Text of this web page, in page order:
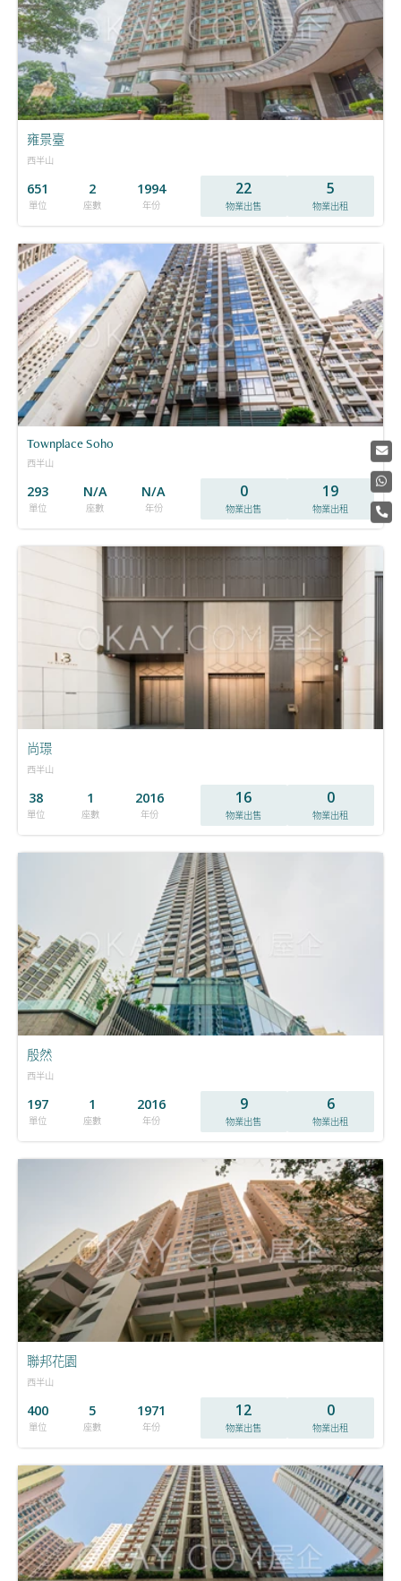
雍景臺
西半山
651
單位
2
座數
1994
年份
22
物業出售
5
物業出租
Townplace Soho
西半山
293
單位
N/A
座數
N/A
年份
0
物業出售
19
物業出租
尚璟
西半山
38
單位
1
座數
2016
年份
16
物業出售
0
物業出租
殷然
西半山
197
單位
1
座數
2016
年份
9
物業出售
6
物業出租
聯邦花園
西半山
400
單位
5
座數
1971
年份
12
物業出售
0
物業出租